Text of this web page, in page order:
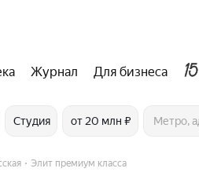
Журнал Для бизнеса
Студия от 20 млн ₽
Элит премиум класса